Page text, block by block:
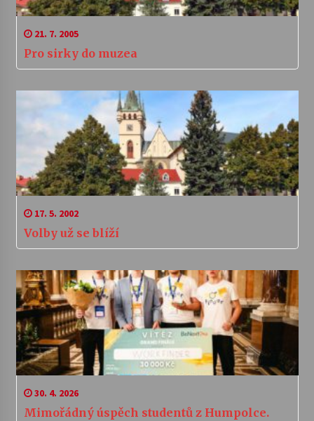
21. 7. 2005
Pro sirky do muzea
17. 5. 2002
Volby už se blíží
30. 4. 2026
Mimořádný úspěch studentů z Humpolce.